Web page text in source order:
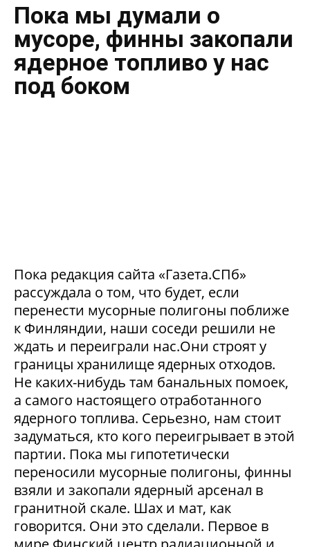
Пока мы думали о
мусоре, финны закопали
ядерное топливо у нас
под боком
Пока редакция сайта «Газета.СПб»
рассуждала о том, что будет, если
перенести мусорные полигоны поближе
к Финляндии, наши соседи решили не
ждать и переиграли нас.Они строят у
границы хранилище ядерных отходов.
Не каких-нибудь там банальных помоек,
а самого настоящего отработанного
ядерного топлива. Серьезно, нам стоит
задуматься, кто кого переигрывает в этой
партии. Пока мы гипотетически
переносили мусорные полигоны, финны
взяли и закопали ядерный арсенал в
гранитной скале. Шах и мат, как
говорится. Они это сделали. Первое в